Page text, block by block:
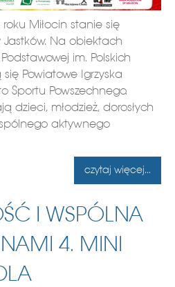
Miłocin stanie się
Na obiektach
im. Polskich
Powiatowe Igrzyska
Sportu Powszechnego.
dzieci, młodzież, dorosłych
aktywnego
czytaj więcej...
I WSPÓLNA
4. MINI